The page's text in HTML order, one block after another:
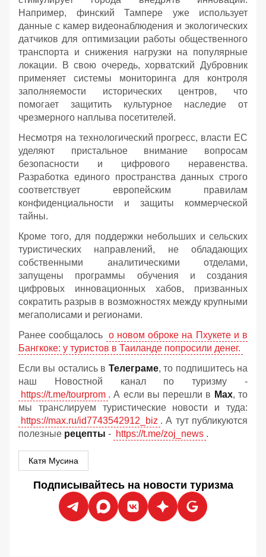
Например, финский Тампере уже использует
данные с камер видеонаблюдения и экологических
датчиков для оптимизации работы общественного
транспорта и снижения нагрузки на популярные
локации. В свою очередь, хорватский Дубровник
применяет системы мониторинга для контроля
заполняемости исторических центров, что
помогает защитить культурное наследие от
чрезмерного наплыва посетителей.
Несмотря на технологический прогресс, власти ЕС
уделяют пристальное внимание вопросам
безопасности и цифрового неравенства.
Разработка единого пространства данных строго
соответствует европейским правилам
конфиденциальности и защиты коммерческой
тайны.
Кроме того, для поддержки небольших и сельских
туристических направлений, не обладающих
собственными аналитическими отделами,
запущены программы обучения и создания
цифровых инновационных хабов, призванных
сократить разрыв в возможностях между крупными
мегаполисами и регионами.
Ранее сообщалось о новом оброке на Пхукете и в
Бангкоке: у туристов в Таиланде попросили денег.
Если вы остались в Телеграме, то подпишитесь на
наш Новостной канал по туризму -
https://t.me/tourprom . А если вы перешли в Мах, то
мы транслируем туристические новости и туда:
https://max.ru/id7743542912_biz . А тут публикуются
полезные рецепты - https://t.me/zoj_news .
Катя Мусина
Подписывайтесь на новости туризма